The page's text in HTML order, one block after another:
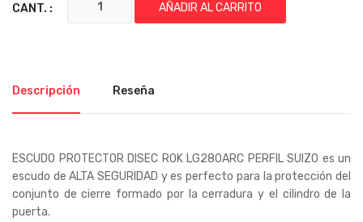
CANT. : AÑADIR AL CARRITO
Descripción Reseña
ESCUDO PROTECTOR DISEC ROK LG280ARC PERFIL SUIZO es un
escudo de ALTA SEGURIDAD y es perfecto para la protección del
conjunto de cierre formado por la cerradura y el cilindro de la
puerta.